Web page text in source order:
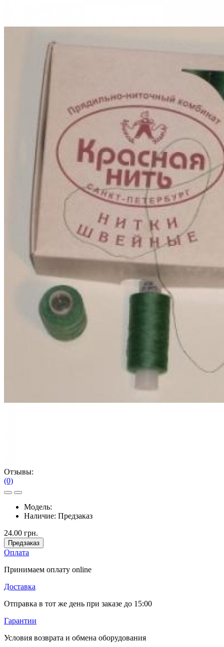
Отзывы:
(0)
Модель:
Наличие: Предзаказ
24.00 грн.
Предзаказ
Оплата
Принимаем оплату online
Доставка
Отправка в тот же день при заказе до 15:00
Гарантии
Условия возврата и обмена оборудования